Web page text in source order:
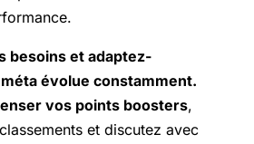
besoins et adaptez-
évolue constamment.
vos points boosters,
et discutez avec